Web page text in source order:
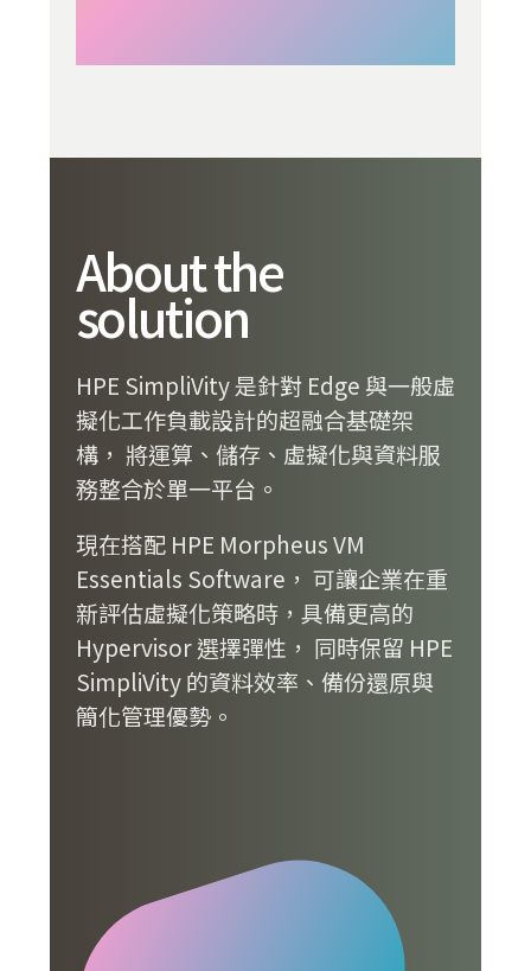
About the
solution
HPE SimpliVity 是針對 Edge 與一般虛
擬化工作負載設計的超融合基礎架
構， 將運算、儲存、虛擬化與資料服
務整合於單一平台。
現在搭配 HPE Morpheus VM
Essentials Software， 可讓企業在重
新評估虛擬化策略時，具備更高的
Hypervisor 選擇彈性， 同時保留 HPE
SimpliVity 的資料效率、備份還原與
簡化管理優勢。